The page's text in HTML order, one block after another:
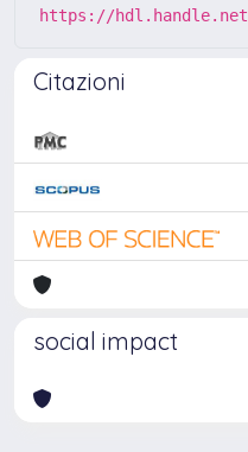
https://hdl.handle.net/
Citazioni
social impact